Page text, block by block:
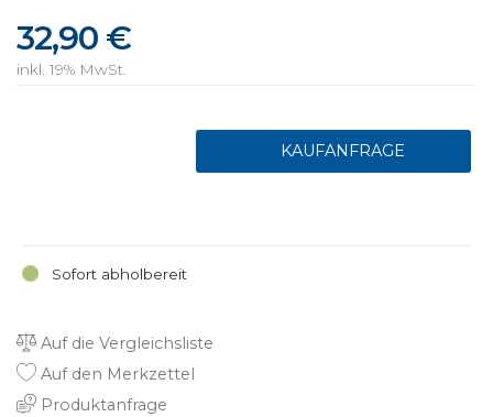
32,90 €
inkl. 19% MwSt.
Sofort abholbereit
Auf die Vergleichsliste
Auf den Merkzettel
Produktanfrage